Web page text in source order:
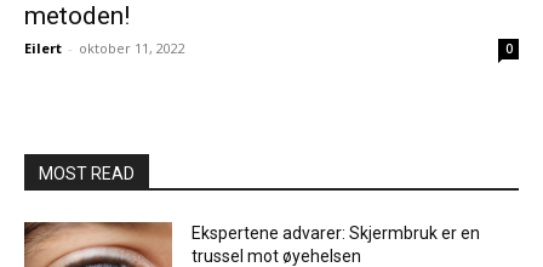
metoden!
Eilert - oktober 11, 2022 0
MOST READ
Ekspertene advarer: Skjermbruk er en
trussel mot øyehelsen